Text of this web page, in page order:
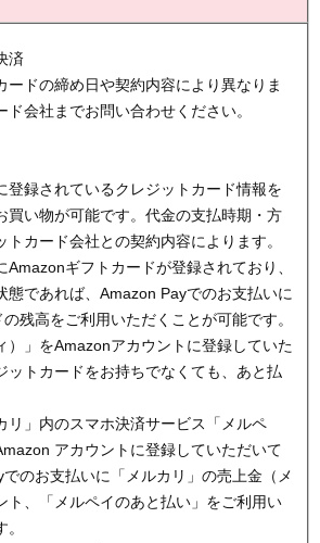
済
ードの締め日や契約内容により異なりま
会社までお問い合わせください。
登録されているクレジットカード情報を
買い物が可能です。代金の支払時期・方
カード会社との契約内容によります。
ギフトカードが登録されており、
態であれば、Amazon Payでのお支払いに
残高をご利用いただくことが可能です。
）」をAmazonアカウントに登録していた
ットカードをお持ちでなくても、あと払
リ」内のスマホ決済サービス「メルペ
アカウントに登録していただいて
のお支払いに「メルカリ」の売上金（メ
ト、「メルペイのあと払い」をご利用い